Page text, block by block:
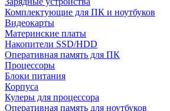
Комплектующие для ПК и ноутбуков
Видеокарты
Материнские платы
Накопители SSD/HDD
Оперативная память для ПК
Процессоры
Блоки питания
Корпуса
Кулеры для процессора
Оперативная память для ноутбуков